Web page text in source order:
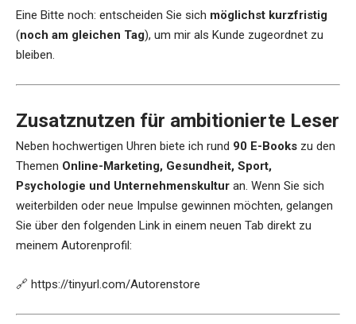
Eine Bitte noch: entscheiden Sie sich möglichst kurzfristig
(noch am gleichen Tag), um mir als Kunde zugeordnet zu
bleiben.
Zusatznutzen für ambitionierte Leser
Neben hochwertigen Uhren biete ich rund 90 E-Books zu den
Themen Online-Marketing, Gesundheit, Sport,
Psychologie und Unternehmenskultur an. Wenn Sie sich
weiterbilden oder neue Impulse gewinnen möchten, gelangen
Sie über den folgenden Link in einem neuen Tab direkt zu
meinem Autorenprofil:
🔗 https://tinyurl.com/Autorenstore